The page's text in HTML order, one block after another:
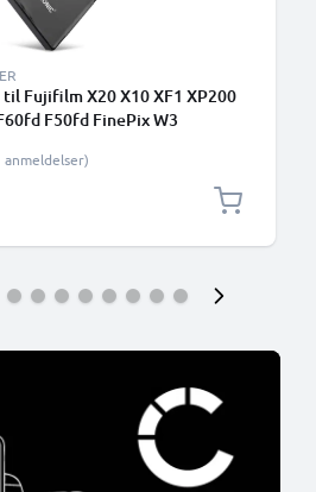
Fujifilm X20 X10 XF1 XP200
F50fd FinePix W3
anmeldelser)